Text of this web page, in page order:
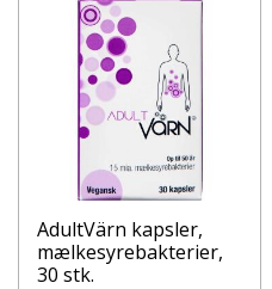
AdultVärn kapsler,
mælkesyrebakterier,
30 stk.